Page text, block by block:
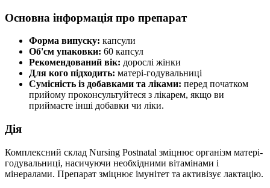
Основна інформація про препарат
Форма випуску: капсули
Об'єм упаковки: 60 капсул
Рекомендований вік: дорослі жінки
Для кого підходить: матері-годувальниці
Сумісність із добавками та ліками: перед початком
прийому проконсультуйтеся з лікарем, якщо ви
приймаєте інші добавки чи ліки.
Дія
Комплексний склад Nursing Postnatal зміцнює організм матері-
годувальниці, насичуючи необхідними вітамінами і
мінералами. Препарат зміцнює імунітет та активізує лактацію.